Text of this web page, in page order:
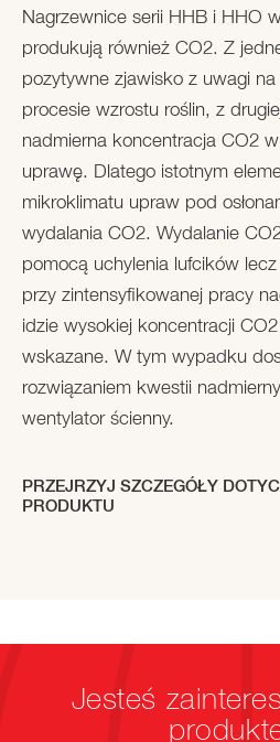
Nagrzewnice serii HHB i HHO
produkują również CO2. Z
pozytywne zjawisko z uwagi
procesie wzrostu roślin, z
nadmierna koncentracja CO2
uprawę. Dlatego istotnym
mikroklimatu upraw pod
wydalania CO2. Wydalanie
pomocą uchylenia lufcików
przy zintensyfikowanej pracy
idzie wysokiej koncentracji
wskazane. W tym wypadku
rozwiązaniem kwestii
wentylator ścienny.
PRZEJRZYJ SZCZEGÓŁY
PRODUKTU
Jesteś